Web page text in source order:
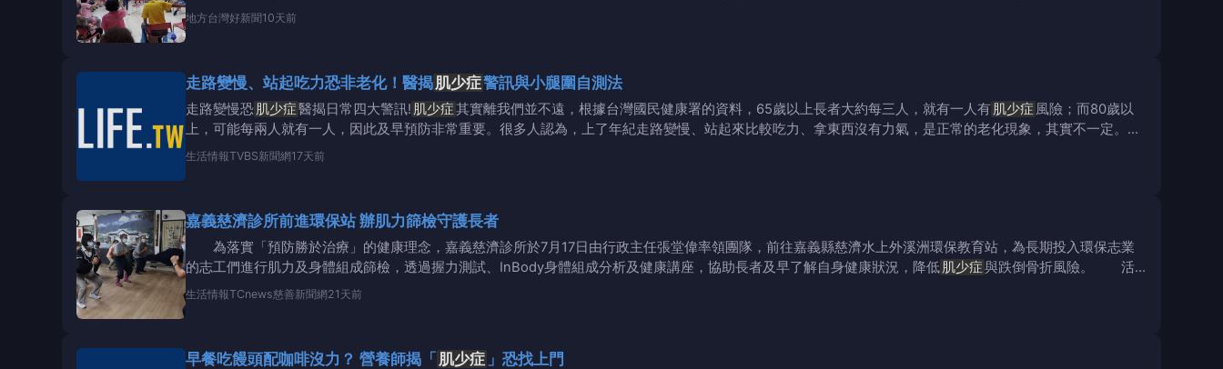
自為11位肌力
地方台灣好新聞 10天前
走路變慢、站起吃力恐非老化！醫揭肌少症警訊與小腿圍自測法
走路變慢恐肌少症醫揭日常四大警訊! 肌少症其實離我們並不遠，根據台灣國民健康署的資料，65歲以上長者大約每三人，就有一人有肌少症 風險；而80歲以
上，可能每兩人就有一人，因此及早預防非常重要。很多人認為，上了年紀走路變慢、站起來比較吃力、拿東西沒有力氣，是正常的老化現象，其實不一定。這
些都有可
生活情報TVBS新聞網17天前
嘉義慈濟診所前進環保站 辦肌力篩檢守護長者
為落實「預防勝於治療」的健康理念，嘉義慈濟診所於7月17日由行政主任張堂偉率領團隊，前往嘉義縣慈濟水上外溪洲環保教育站，為長期投入環保志業
的志工們進行肌力及身體組成篩檢，透過握力測試、InBody身體組成分析及健康講座，協助長者及早了解自身健康狀況，降低肌少症與跌倒骨折風險。 活
動當天，
生活情報TCnews慈善新聞網21天前
早餐吃饅頭配咖啡沒力？ 營養師揭「 肌少症 」恐找上門